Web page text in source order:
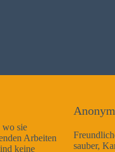
Freundliche Mitarbeiter,
sauber, Kann ich nur